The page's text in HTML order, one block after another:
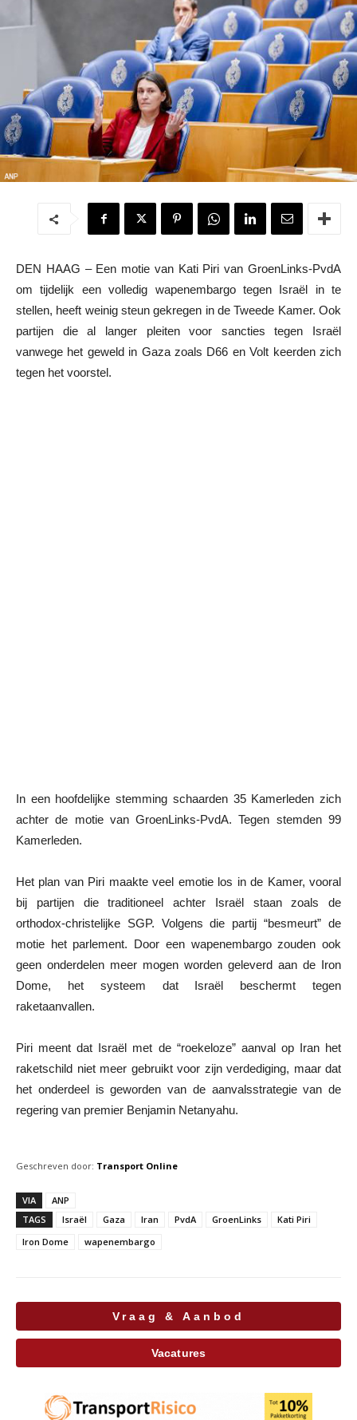
DEN HAAG – Een motie van Kati Piri van GroenLinks-PvdA
om tijdelijk een volledig wapenembargo tegen Israël in te
stellen, heeft weinig steun gekregen in de Tweede Kamer. Ook
partijen die al langer pleiten voor sancties tegen Israël
vanwege het geweld in Gaza zoals D66 en Volt keerden zich
tegen het voorstel.
In een hoofdelijke stemming schaarden 35 Kamerleden zich
achter de motie van GroenLinks-PvdA. Tegen stemden 99
Kamerleden.
Het plan van Piri maakte veel emotie los in de Kamer, vooral
bij partijen die traditioneel achter Israël staan zoals de
orthodox-christelijke SGP. Volgens die partij “besmeurt” de
motie het parlement. Door een wapenembargo zouden ook
geen onderdelen meer mogen worden geleverd aan de Iron
Dome, het systeem dat Israël beschermt tegen
raketaanvallen.
Piri meent dat Israël met de “roekeloze” aanval op Iran het
raketschild niet meer gebruikt voor zijn verdediging, maar dat
het onderdeel is geworden van de aanvalsstrategie van de
regering van premier Benjamin Netanyahu.
Geschreven door: Transport Online
VIA
ANP
TAGS
Israël Gaza Iran PvdA GroenLinks
Kati Piri
Iron Dome
wapenembargo
Vraag & Aanbod
Vacatures